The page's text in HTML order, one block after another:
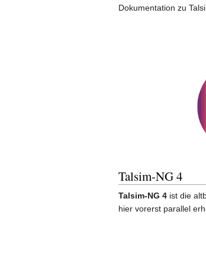
Dokumentation zu
Talsim-NG 4
Talsim-NG 4 ist die
hier vorerst parallel